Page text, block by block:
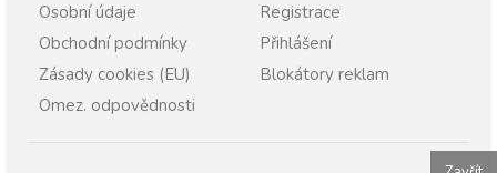
Osobní údaje
Obchodní podmínky
Zásady cookies (EU)
Omez. odpovědnosti
Registrace
Přihlášení
Blokátory reklam